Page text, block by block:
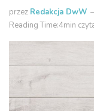
przez Redakcja DwW
Reading Time:4min